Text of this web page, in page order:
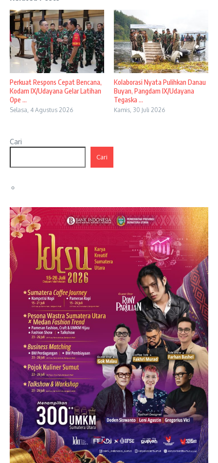
Perkuat Respons Cepat Bencana,
Kodam IX/Udayana Gelar Latihan
Ope ...
Selasa, 4 Agustus 2026
Kolaborasi Nyata Pulihkan Danau
Buyan, Pangdam IX/Udayana
Tegaska ...
Kamis, 30 Juli 2026
Cari
Cari